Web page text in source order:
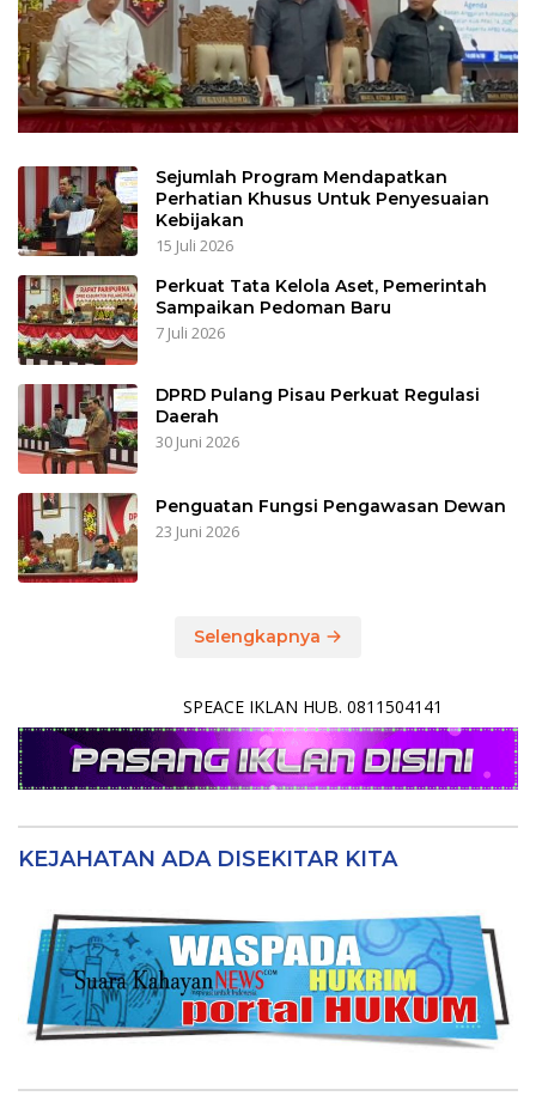
Sejumlah Program Mendapatkan
Perhatian Khusus Untuk Penyesuaian
Kebijakan
15 Juli 2026
Perkuat Tata Kelola Aset, Pemerintah
Sampaikan Pedoman Baru
7 Juli 2026
DPRD Pulang Pisau Perkuat Regulasi
Daerah
30 Juni 2026
Penguatan Fungsi Pengawasan Dewan
23 Juni 2026
Selengkapnya
SPEACE IKLAN HUB. 0811504141
KEJAHATAN ADA DISEKITAR KITA